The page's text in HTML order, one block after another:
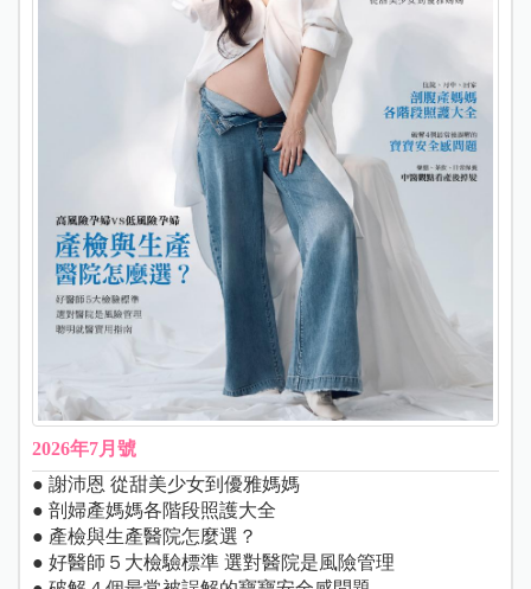
2026年7月號
● 謝沛恩 從甜美少女到優雅媽媽
● 剖婦產媽媽各階段照護大全
● 產檢與生產醫院怎麼選？
● 好醫師５大檢驗標準 選對醫院是風險管理